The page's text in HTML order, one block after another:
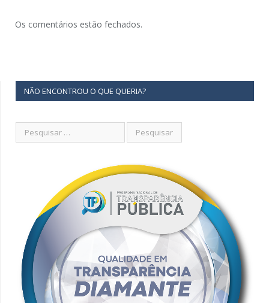
Os comentários estão fechados.
NÃO ENCONTROU O QUE QUERIA?